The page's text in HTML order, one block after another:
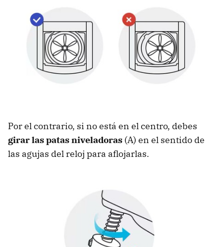
Por el contrario, si no está en el centro, debes
girarlas patas niveladoras (A) en el sentido de
las agujas del reloj para aflojarlas.